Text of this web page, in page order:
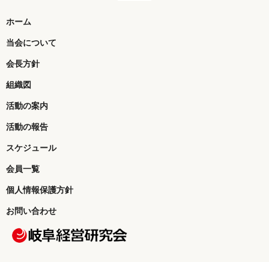
ホーム
当会について
会長方針
組織図
活動の案内
活動の報告
スケジュール
会員一覧
個人情報保護方針
お問い合わせ